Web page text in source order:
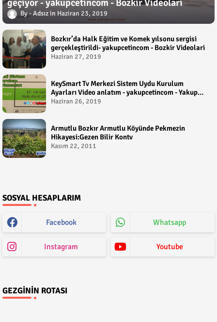
geçiyor - yakupcetincom - Bozkir Videolari
Adsız Haziran 23, 2019
Bozkır’da Halk Eğitim ve Komek yılsonu sergisi
gerçekleştirildi- yakupcetincom - Bozkir Videolari
Haziran 27, 2019
KeySmart Tv Merkezi Sistem Uydu Kurulum
Ayarları Video anlatım - yakupcetincom - Yakup
Çetin
Haziran 26, 2019
Armutlu Bozkır Armutlu Köyünde Pekmezin
Hikayesi:Gezen Bilir Kontv
Kasım 22, 2011
SOSYAL HESAPLARIM
Facebook Whatsapp
Instagram Youtube
GEZGININ ROTASI